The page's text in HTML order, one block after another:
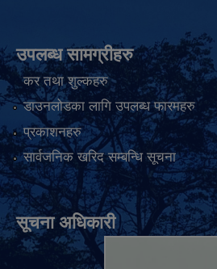
उपलब्ध सामग्रीहरु
कर तथा शुल्कहरु
डाउनलोडका लागि उपलब्ध फारमहरु
प्रकाशनहरु
सार्वजनिक खरिद सम्बन्धि सूचना
सूचना अधिकारी